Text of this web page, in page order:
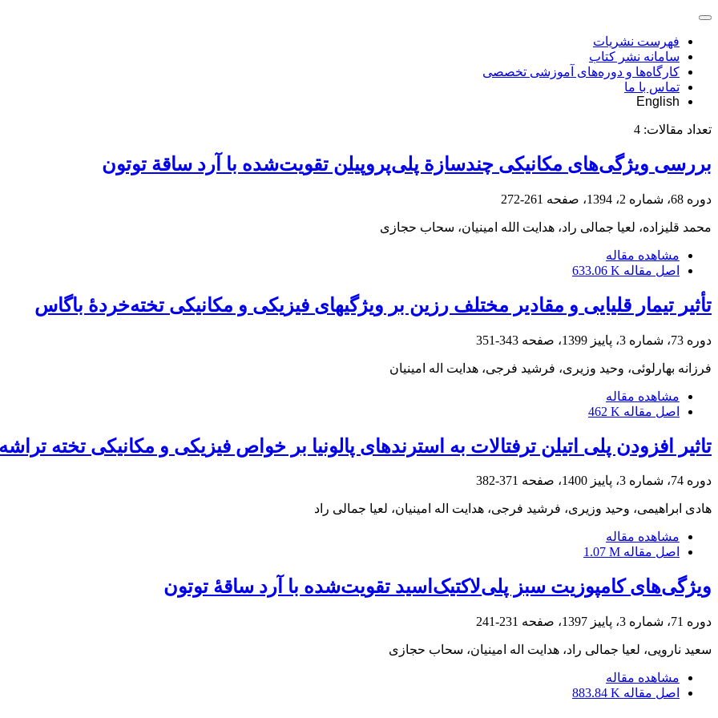
فهرست نشریات
سامانه نشر کتاب
کارگاه‌ها و دوره‌های آموزشی تخصصی
تماس با ما
English
تعداد مقالات: 4
بررسی ویژگی‌های مکانیکی چندسازة پلی‌پروپیلن تقویت‌شده با آرد ساقة توتون
دوره 68، شماره 2، 1394، صفحه 261-272
محمد قلیزاده، لعیا جمالی راد، هدایت الله امینیان، سحاب حجازی
مشاهده مقاله
اصل مقاله 633.06 K
تأثیر تیمار قلیایی و مقادیر مختلف رزین بر ویژگی‏های فیزیکی و مکانیکی تخته‌خردۀ باگاس
دوره 73، شماره 3، پاییز 1399، صفحه 343-351
فرزانه بهارلوئی، وحید وزیری، فرشید فرجی، هدایت اله امینیان
مشاهده مقاله
اصل مقاله 462 K
تاثیر افزودن پلی اتیلن ترفتالات به استرندهای پالونیا بر خواص فیزیکی و مکانیکی تخته
دوره 74، شماره 3، پاییز 1400، صفحه 371-382
هادی ابراهیمی، وحید وزیری، فرشید فرجی، هدایت اله امینیان، لعیا جمالی راد
مشاهده مقاله
اصل مقاله 1.07 M
ویژگی‌های کامپوزیت سبز پلی‌لاکتیک‌اسید تقویت‌شده با آرد ساقۀ توتون
دوره 71، شماره 3، پاییز 1397، صفحه 231-241
سعید نارویی، لعیا جمالی راد، هدایت اله امینیان، سحاب حجازی
مشاهده مقاله
اصل مقاله 883.84 K